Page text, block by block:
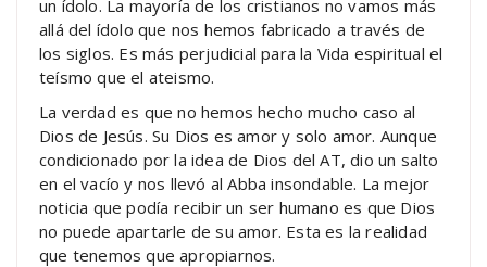
un ídolo. La mayoría de los cristianos no vamos más
allá del ídolo que nos hemos fabricado a través de
los siglos. Es más perjudicial para la Vida espiritual el
teísmo que el ateismo.
La verdad es que no hemos hecho mucho caso al
Dios de Jesús. Su Dios es amor y solo amor. Aunque
condicionado por la idea de Dios del AT, dio un salto
en el vacío y nos llevó al Abba insondable. La mejor
noticia que podía recibir un ser humano es que Dios
no puede apartarle de su amor. Esta es la realidad
que tenemos que apropiarnos.